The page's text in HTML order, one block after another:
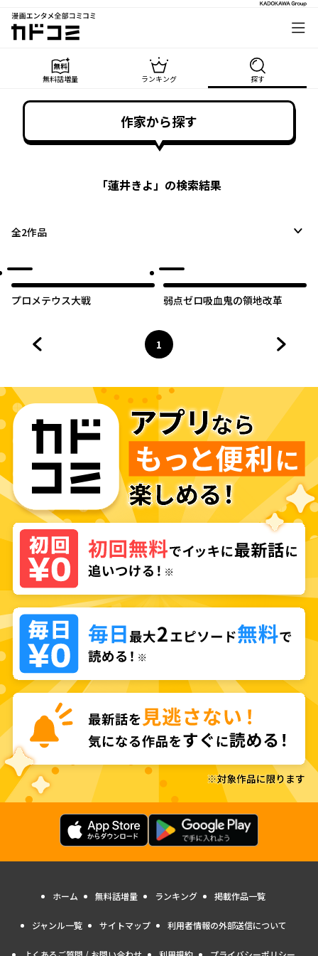
漫画エンタメ全部コミコミ
カドコミ
無料話増量 ランキング 探す
作家から探す
「蓮井きよ」の検索結果
全2作品
プロメテウス大戦 弱点ゼロ吸血鬼の領地改革
ページ
1
へ
ホーム 無料話増量 ランキング 掲載作品一覧
ジャンル一覧 サイトマップ 利用者情報の外部送信について